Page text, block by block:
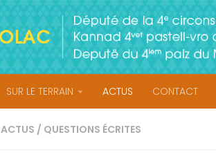
SUR LE TERRAIN ACTUS CONTACT
ACTUS / QUESTIONS ÉCRITES